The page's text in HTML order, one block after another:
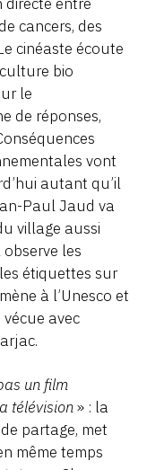
cancers, des
cinéaste écoute
bio
le
de réponses,
vont
autant qu’il
Paul Jaud va
village aussi
les
étiquettes sur
à l’Unesco et
avec
un film
télévision» : la
partage, met
même temps